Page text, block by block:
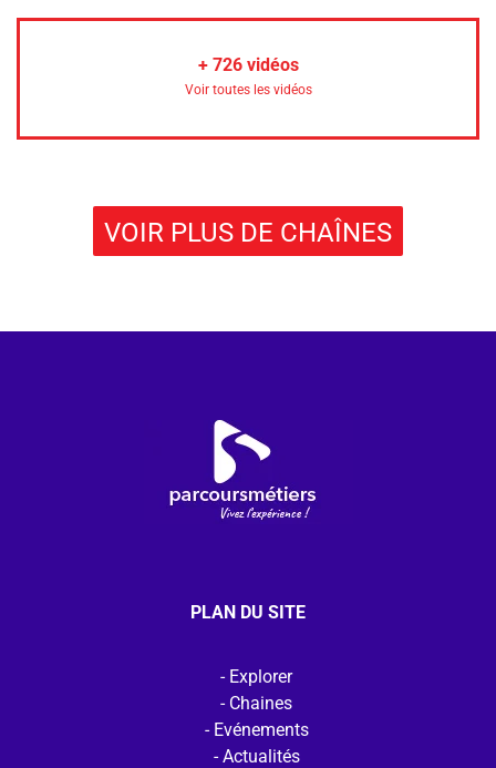
+ 726vidéos
Voir toutes les vidéos
VOIR PLUS DE CHAÎNES
PLAN DU SITE
Explorer
Chaines
Evénements
Actualités